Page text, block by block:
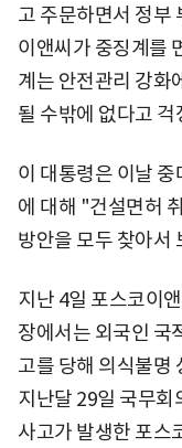
고 주문하면서 정부
이앤씨가 중징계를
계는 안전관리 강화
될 수밖에 없다고 걱
이 대통령은 이날
에 대해 "건설면허
방안을 모두 찾아서
지난 4일 포스코이
장에서는 외국인 국
고를 당해 의식불명
지난달 29일 국무회
사고가 발생한 포스